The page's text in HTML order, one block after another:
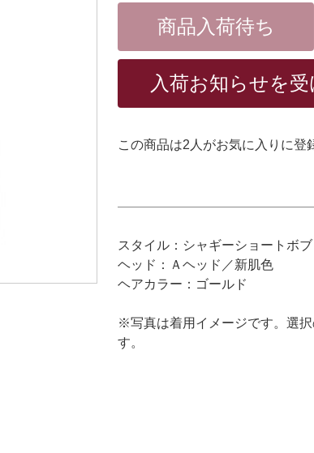
商品入荷待ち
入荷お知らせを受
この商品は2 人がお気に入りに登
スタイル：シャギーショートボブ
ヘッド：Ａヘッド／新肌色
ヘアカラー：ゴールド
※写真は着用イメージです。選
す。